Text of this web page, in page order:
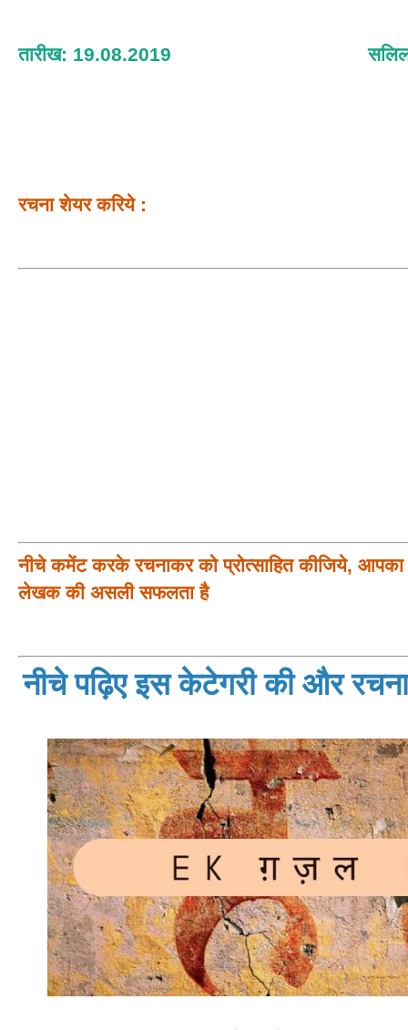
तारीख: 19.08.2019
रचना शेयर करिये :
नीचे कमेंट करके रचनाकर को प्रोत्साहित कीजिये, आपका
लेखक की असली सफलता है
नीचे पढ़िए इस केटेगरी की और